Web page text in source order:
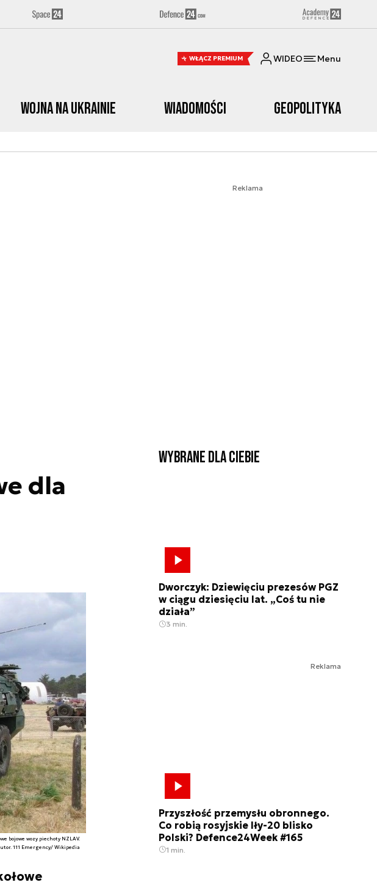
WŁĄCZ PREMIUM WIDEO Menu
Wojna na Ukrainie Wiadomości Geopolityka
Reklama
dla
bojowe wozy piechoty NZLAV.
111 Emergency/ Wikipedia
Wybrane dla Ciebie
Dworczyk: Dziewięciu prezesów PGZ
w ciągu dziesięciu lat. „Coś tu nie
działa”
3 min.
Reklama
Przyszłość przemysłu obronnego.
Co robią rosyjskie Iły-20 blisko
Polski? Defence24Week #165
1 min.